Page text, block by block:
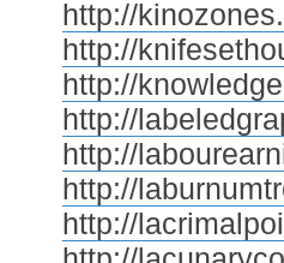
http://
http://
http://
http://
http://
http://
http://